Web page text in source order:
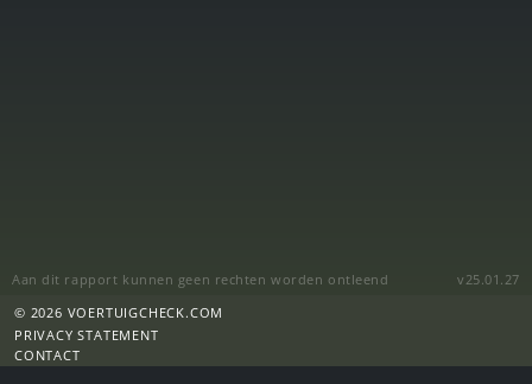
Aan dit rapport kunnen geen rechten worden ontleend
v25.01.27
© 2026 VOERTUIGCHECK.COM
PRIVACY STATEMENT
CONTACT